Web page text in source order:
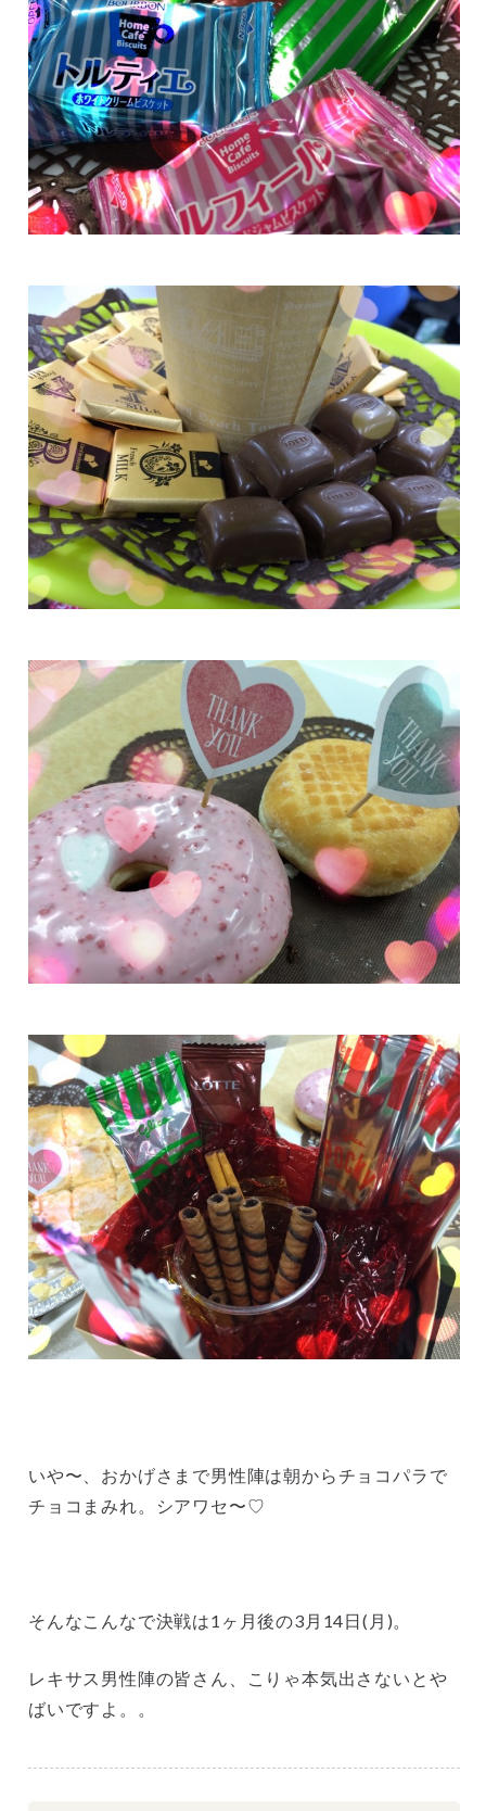
いや〜、おかげさまで男性陣は朝からチョコパラで
チョコまみれ。シアワセ〜♡
そんなこんなで決戦は1ヶ月後の3月14日(月)。
レキサス男性陣の皆さん、こりゃ本気出さないとや
ばいですよ。。